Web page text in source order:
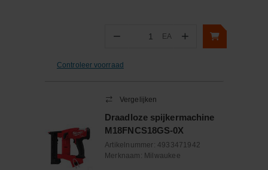
− Aantal
EA +
Controleer voorraad
Vergelijken
Draadloze spijkermachine
M18FNCS18GS-0X
Artikelnummer: 4933471942
Merknaam: Milwaukee